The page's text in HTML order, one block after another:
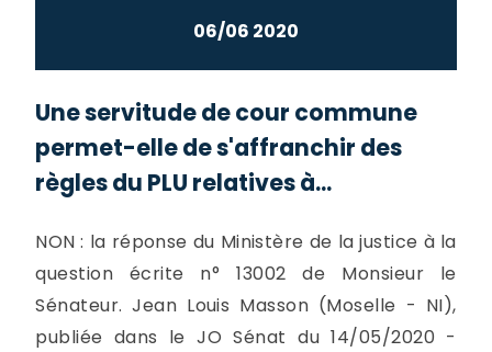
06/06 2020
Une servitude de cour commune
permet-elle de s'affranchir des
règles du PLU relatives à...
NON : la réponse du Ministère de la justice à la
question écrite n° 13002 de Monsieur le
Sénateur. Jean Louis Masson (Moselle - NI),
publiée dans le JO Sénat du 14/05/2020 -